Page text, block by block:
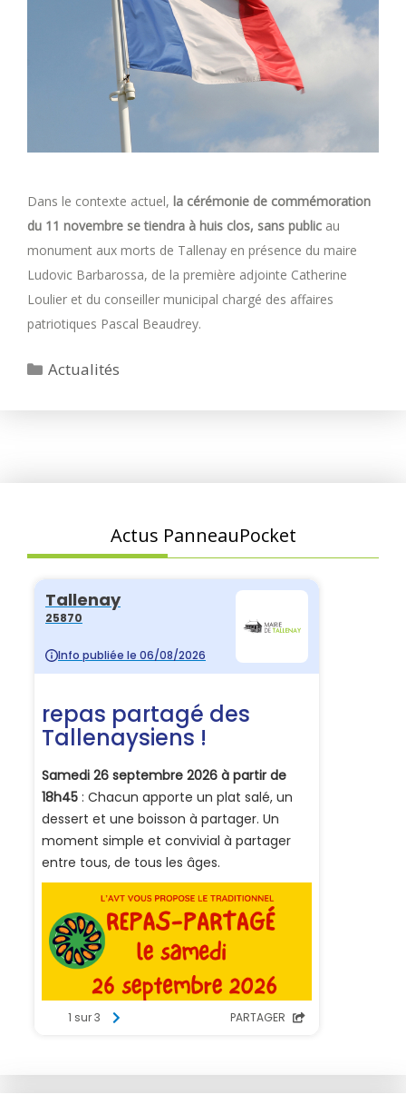
Dans le contexte actuel, la cérémonie de commémoration
du 11 novembre se tiendra à huis clos, sans public au
monument aux morts de Tallenay en présence du maire
Ludovic Barbarossa, de la première adjointe Catherine
Loulier et du conseiller municipal chargé des affaires
patriotiques Pascal Beaudrey.
Catégories
Actualités
Actus PanneauPocket